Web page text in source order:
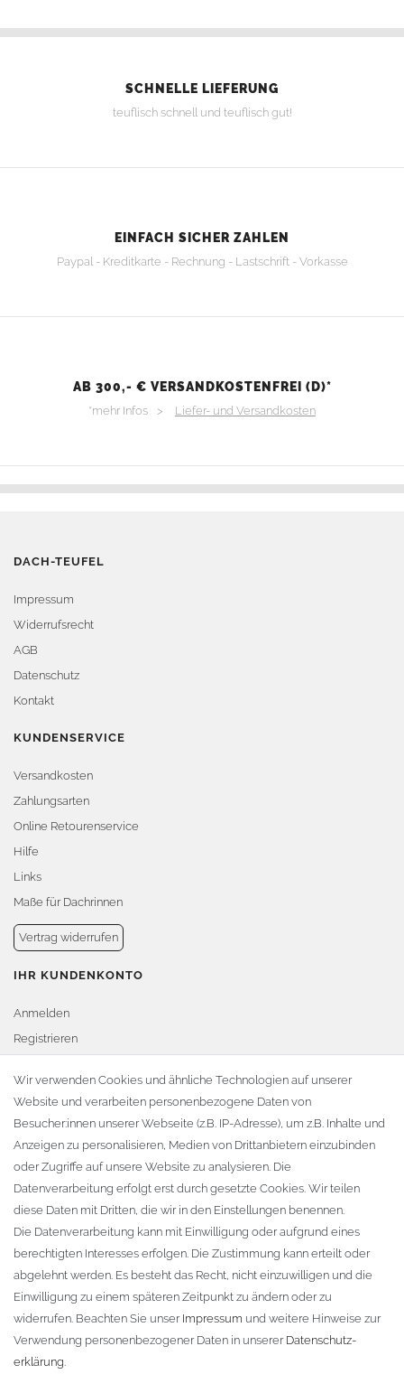
SCHNELLE LIEFERUNG
teuflisch schnell und teuflisch gut!
EINFACH SICHER ZAHLEN
Paypal - Kreditkarte - Rechnung - Lastschrift - Vorkasse
AB 300,- € VERSANDKOSTENFREI (D)*
*mehr Infos > Liefer- und Versandkosten
DACH-TEUFEL
Impressum
Widerrufsrecht
AGB
Datenschutz
Kontakt
KUNDENSERVICE
Versandkosten
Zahlungsarten
Online Retourenservice
Hilfe
Links
Maße für Dachrinnen
Vertrag widerrufen
IHR KUNDENKONTO
Anmelden
Registrieren
Warenkorb
Zur Kasse
KONTAKT
Fa. Steffen Jost
Söbrigener Weg 50
D-01796 Pirna
Telefon:+49 (0)3501 507295
info@dach-teufel.de
Wir verwenden Cookies und ähnliche Technologien auf unserer
Website und verarbeiten personenbezogene Daten von
Besucher:innen unserer Webseite (z.B. IP-Adresse), um z.B. Inhalte und
Anzeigen zu personalisieren, Medien von Drittanbietern einzubinden
oder Zugriffe auf unsere Website zu analysieren. Die
Datenverarbeitung erfolgt erst durch gesetzte Cookies. Wir teilen
diese Daten mit Dritten, die wir in den Einstellungen benennen.
Die Datenverarbeitung kann mit Einwilligung oder aufgrund eines
berechtigten Interesses erfolgen. Die Zustimmung kann erteilt oder
abgelehnt werden. Es besteht das Recht, nicht einzuwilligen und die
Einwilligung zu einem späteren Zeitpunkt zu ändern oder zu
widerrufen. Beachten Sie unser Impressum und weitere Hinweise zur
Verwendung personenbezogener Daten in unserer Daten­schutz­
erklärung.